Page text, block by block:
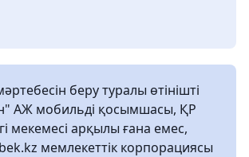
беру туралы өтінішті
АЖ мобильді қосымшасы, ҚР
мекемесі арқылы ғана емес,
мемлекеттік корпорациясы